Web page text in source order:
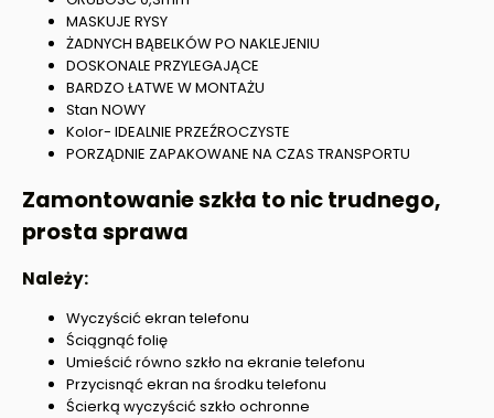
MASKUJE RYSY
ŻADNYCH BĄBELKÓW PO NAKLEJENIU
DOSKONALE PRZYLEGAJĄCE
BARDZO ŁATWE W MONTAŻU
Stan NOWY
Kolor- IDEALNIE PRZEŹROCZYSTE
PORZĄDNIE ZAPAKOWANE NA CZAS TRANSPORTU
Zamontowanie szkła to nic trudnego,
prosta sprawa
Należy:
Wyczyścić ekran telefonu
Ściągnąć folię
Umieścić równo szkło na ekranie telefonu
Przycisnąć ekran na środku telefonu
Ścierką wyczyścić szkło ochronne